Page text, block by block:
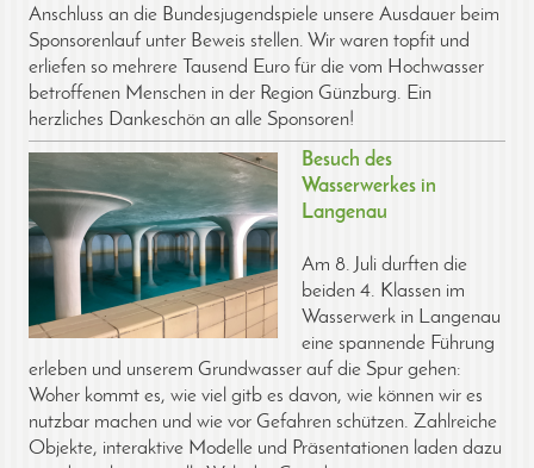
Anschluss an die Bundesjugendspiele unsere Ausdauer beim
Sponsorenlauf unter Beweis stellen. Wir waren topfit und
erliefen so mehrere Tausend Euro für die vom Hochwasser
betroffenen Menschen in der Region Günzburg. Ein
herzliches Dankeschön an alle Sponsoren!
Besuch des
Wasserwerkes in
Langenau
Am 8. Juli durften die
beiden 4. Klassen im
Wasserwerk in Langenau
eine spannende Führung
erleben und unserem Grundwasser auf die Spur gehen:
Woher kommt es, wie viel gitb es davon, wie können wir es
nutzbar machen und wie vor Gefahren schützen. Zahlreiche
Objekte, interaktive Modelle und Präsentationen laden dazu